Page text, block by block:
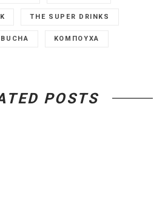
THE SUPER DRINKS
ΚΟΜΠΟΥΧΑ
POSTS